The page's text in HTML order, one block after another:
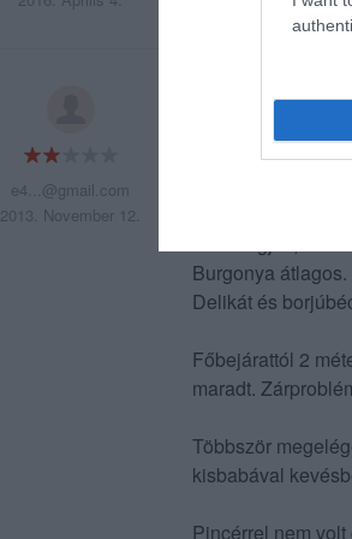
e4...@gmail.com
2013. November 12.
Vadaspark
oda, mit is
fogadni
Burgonya
Delikát és
Főbejárattól 2
maradt.
Többször
kisbabával
Pincérrel nem volt